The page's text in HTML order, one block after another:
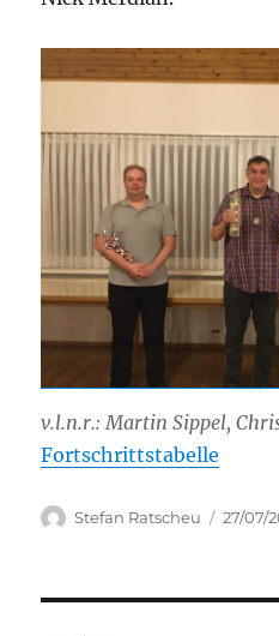
v.l.n.r.: Martin Sippel,
Fortschrittstabelle
Autor
Stefan Ratscheu 27/07/